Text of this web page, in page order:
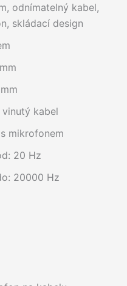
odnímatelný kabel,
skládací design
vinutý kabel
mikrofonem
20 Hz
20000 Hz